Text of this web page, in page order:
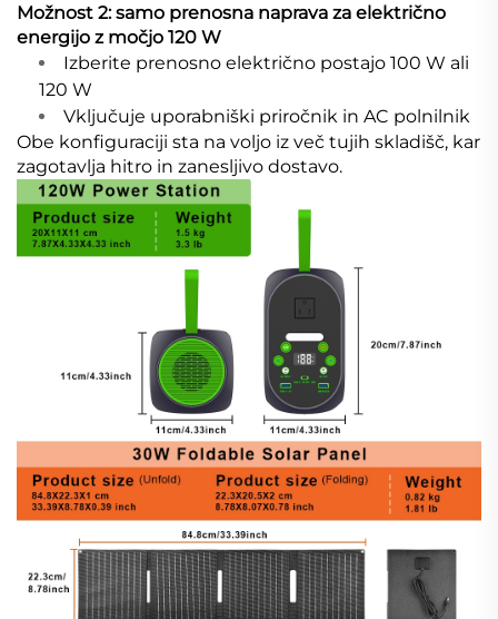
Možnost 2: samo prenosna naprava za električno
energijo z močjo 120 W
Izberite prenosno električno postajo 100 W ali
120 W
Vključuje uporabniški priročnik in AC polnilnik
Obe konfiguraciji sta na voljo iz več tujih skladišč, kar
zagotavlja hitro in zanesljivo dostavo.